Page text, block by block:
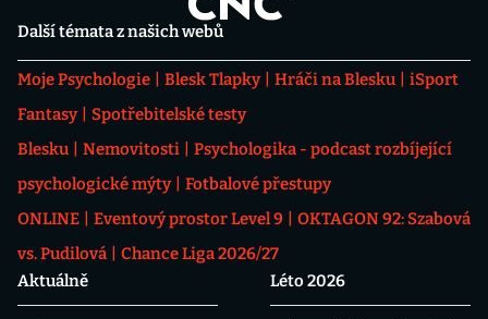
Další témata z našich webů
Moje Psychologie Blesk Tlapky Hráči na Blesku
iSport
Fantasy
Spotřebitelské testy
Blesku
Nemovitosti
Psychologika - podcast rozbíjející
psychologické mýty
Fotbalové přestupy
ONLINE
Eventový prostor Level 9
OKTAGON 92: Szabová
vs. Pudilová
Chance Liga 2026/27
Aktuálně
Léto 2026